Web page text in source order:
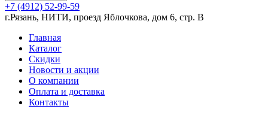
+7 (4912) 52-99-59
г.Рязань, НИТИ, проезд Яблочкова, дом 6, стр. В
Главная
Каталог
Скидки
Новости и акции
О компании
Оплата и доставка
Контакты